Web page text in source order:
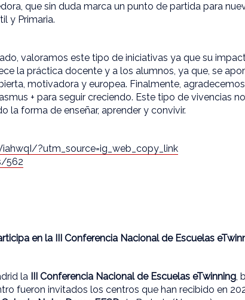
que sin duda marca un punto de partida para
y Primaria.
valoramos este tipo de iniciativas ya que su
la práctica docente y a los alumnos, ya que, se
motivadora y europea. Finalmente,
+ para seguir creciendo. Este tipo de vivencias
la forma de enseñar, aprender y convivir.
?utm_source=ig_web_copy_link
562
en la III Conferencia Nacional de Escuelas
la III Conferencia Nacional de Escuelas eTwinning,
fueron invitados los centros que han recibido en